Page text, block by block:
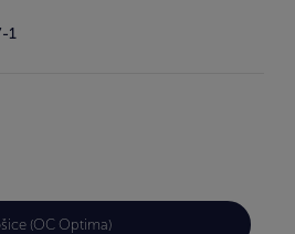
1
(OC Optima)